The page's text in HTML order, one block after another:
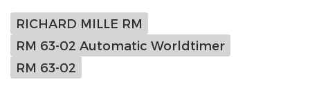
RICHARD MILLE RM
RM 63-02 Automatic Worldtimer
RM 63-02